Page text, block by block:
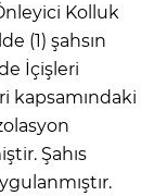
Kolluk
(1) şahsın
İçişleri
kapsamındaki
Şahıs